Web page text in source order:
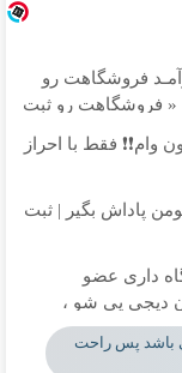
فروشگاهت رو
فروشگاهت رو ثبت
میلیون وام❗❗ فقط با احراز
تومن پاداش بگیر | ثبت
داری عضو
دیجی پی شو ،
ببر
باشد پس راحت